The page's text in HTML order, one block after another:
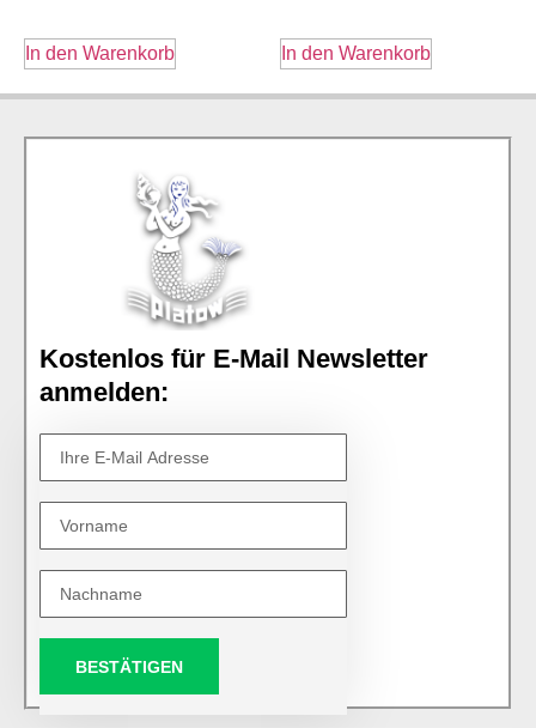
In den Warenkorb In den Warenkorb
Kostenlos für E-Mail Newsletter
anmelden:
BESTÄTIGEN